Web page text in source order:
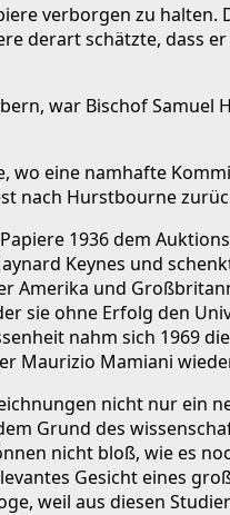
verborgen zu
derart schätzte, dass
war Bischof
wo eine namhafte
nach Hurstbourne
1936 dem
Keynes und
und
sie ohne Erfolg den
nahm sich 1969
Maurizio Mamiani
nicht nur
Grund des
nicht bloß, wie es
Gesicht eines
weil aus diesen